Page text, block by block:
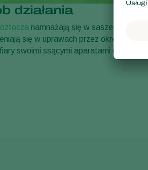
działania
namnażają się w saszetce, a po
się w uprawach przez okres kilku
swoimi ssącymi aparatami